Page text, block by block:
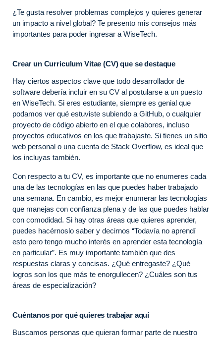
¿Te gusta resolver problemas complejos y quieres generar
un impacto a nivel global? Te presento mis consejos más
importantes para poder ingresar a WiseTech.
Crear un Curriculum Vitae (CV) que se destaque
Hay ciertos aspectos clave que todo desarrollador de
software debería incluir en su CV al postularse a un puesto
en WiseTech. Si eres estudiante, siempre es genial que
podamos ver qué estuviste subiendo a GitHub, o cualquier
proyecto de código abierto en el que colabores, incluso
proyectos educativos en los que trabajaste. Si tienes un sitio
web personal o una cuenta de Stack Overflow, es ideal que
los incluyas también.
Con respecto a tu CV, es importante que no enumeres cada
una de las tecnologías en las que puedes haber trabajado
una semana. En cambio, es mejor enumerar las tecnologías
que manejas con confianza plena y de las que puedes hablar
con comodidad. Si hay otras áreas que quieres aprender,
puedes hacérnoslo saber y decirnos “Todavía no aprendí
esto pero tengo mucho interés en aprender esta tecnología
en particular”. Es muy importante también que des
respuestas claras y concisas. ¿Qué entregaste? ¿Qué
logros son los que más te enorgullecen? ¿Cuáles son tus
áreas de especialización?
Cuéntanos por qué quieres trabajar aquí
Buscamos personas que quieran formar parte de nuestro